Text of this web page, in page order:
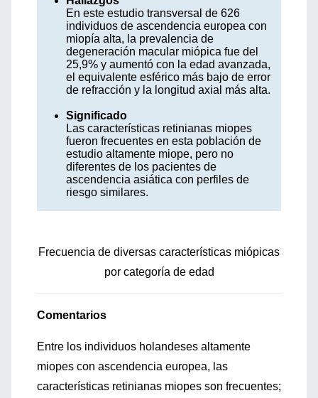
En este estudio transversal de 626
individuos de ascendencia europea con
miopía alta, la prevalencia de
degeneración macular miópica fue del
25,9% y aumentó con la edad avanzada,
el equivalente esférico más bajo de error
de refracción y la longitud axial más alta.
Significado
Las características retinianas miopes
fueron frecuentes en esta población de
estudio altamente miope, pero no
diferentes de los pacientes de
ascendencia asiática con perfiles de
riesgo similares.
Frecuencia de diversas características miópicas
por categoría de edad
Comentarios
Entre los individuos holandeses altamente
miopes con ascendencia europea, las
características retinianas miopes son frecuentes;